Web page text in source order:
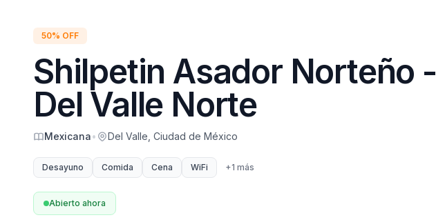
50% OFF
Shilpetin Asador Norteño -
Del Valle Norte
Mexicana• Del Valle, Ciudad de México
Desayuno Comida Cena WiFi +1 más
Abierto ahora